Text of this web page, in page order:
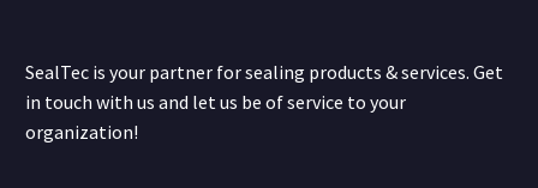
SealTec is your partner for sealing products & services. Get
in touch with us and let us be of service to your
organization!